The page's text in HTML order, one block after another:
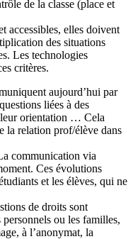
de la classe (place et
accessibles, elles doivent
des situations
Les technologies
critères.
aujourd’hui par
liées à des
leur orientation … Cela
la relation prof/élève dans
communication via
Ces évolutions
et les élèves, qui ne
de droits sont
ou les familles,
à l’anonymat, la